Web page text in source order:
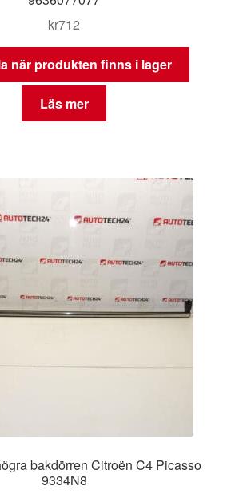
kr712
när produkten finns i lager
Läs mer
bakdörren Citroën C4 Picasso
9334N8